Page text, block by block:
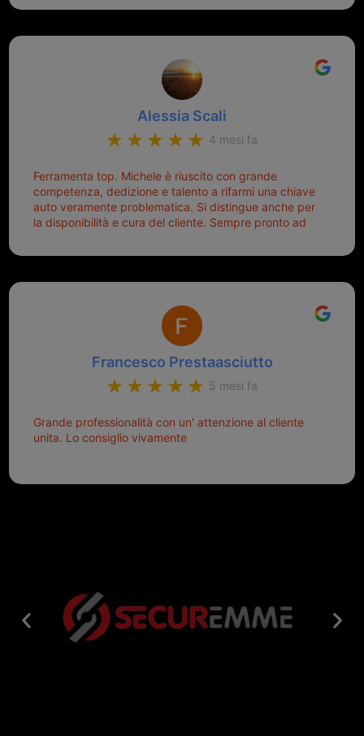
mette di buon umore, e ti fa cominciare bene la
lo consiglio a chiunque debba duplicare una chiave
onesto evitando spese ben più esose. Competenti,
un punto di riferimento per situazioni di questo tipo
Alessia Scali
4 mesi fa
Ferramenta top. Michele è riuscito con grande
competenza, dedizione e talento a rifarmi una chiave
auto veramente problematica. Si distingue anche per
la disponibilità e cura del cliente. Sempre pronto ad
Francesco Prestaasciutto
5 mesi fa
Grande professionalità con un' attenzione al cliente
unita. Lo consiglio vivamente